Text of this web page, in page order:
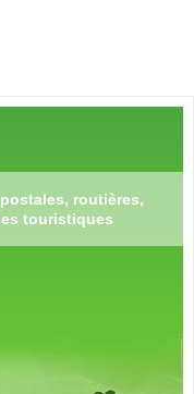
routières,
touristiques